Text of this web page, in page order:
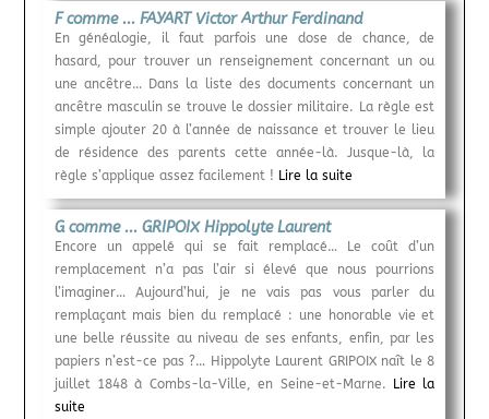
F comme ... FAYART Victor Arthur Ferdinand
En généalogie, il faut parfois une dose de chance, de
hasard, pour trouver un renseignement concernant un ou
une ancêtre… Dans la liste des documents concernant un
ancêtre masculin se trouve le dossier militaire. La règle est
simple ajouter 20 à l’année de naissance et trouver le lieu
de résidence des parents cette année-là. Jusque-là, la
règle s’applique assez facilement ! Lire la suite
G comme ... GRIPOIX Hippolyte Laurent
Encore un appelé qui se fait remplacé… Le coût d’un
remplacement n’a pas l’air si élevé que nous pourrions
l’imaginer… Aujourd’hui, je ne vais pas vous parler du
remplaçant mais bien du remplacé : une honorable vie et
une belle réussite au niveau de ses enfants, enfin, par les
papiers n’est-ce pas ?… Hippolyte Laurent GRIPOIX naît le 8
juillet 1848 à Combs-la-Ville, en Seine-et-Marne.
Lire la
suite